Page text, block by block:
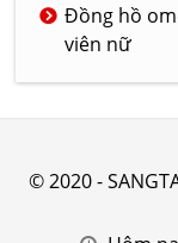
Đồng hồ
viên nữ
© 2020 -